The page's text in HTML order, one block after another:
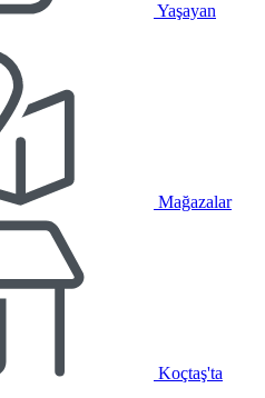
Yaşayan
Mağazalar
Koçtaş'ta